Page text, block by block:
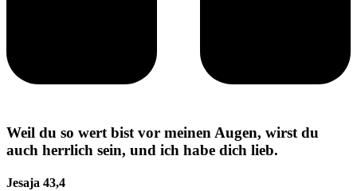
Weil du so wert bist vor meinen Augen, wirst du
auch herrlich sein, und ich habe dich lieb.
Jesaja 43,4